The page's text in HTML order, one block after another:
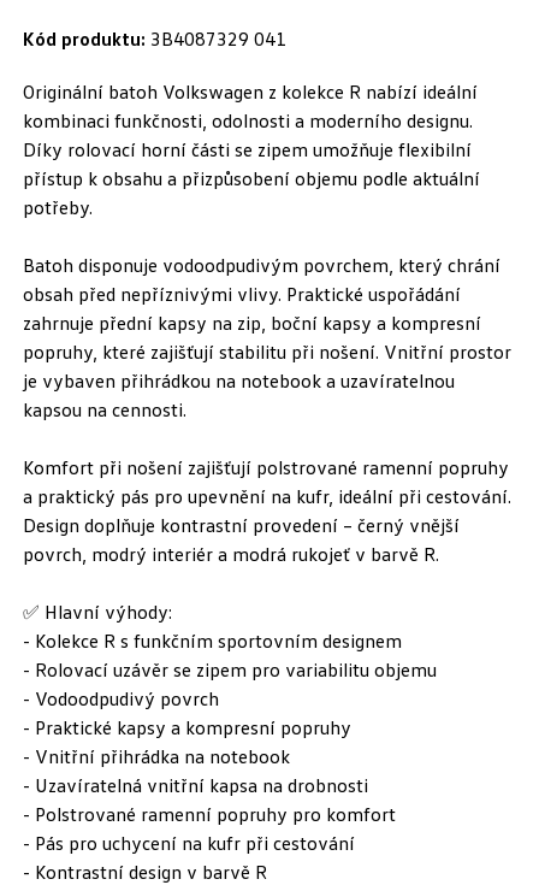
Kód produktu: 3B4087329 041
Originální batoh Volkswagen z kolekce R nabízí ideální
kombinaci funkčnosti, odolnosti a moderního designu.
Díky rolovací horní části se zipem umožňuje flexibilní
přístup k obsahu a přizpůsobení objemu podle aktuální
potřeby.
Batoh disponuje vodoodpudivým povrchem, který chrání
obsah před nepříznivými vlivy. Praktické uspořádání
zahrnuje přední kapsy na zip, boční kapsy a kompresní
popruhy, které zajišťují stabilitu při nošení. Vnitřní prostor
je vybaven přihrádkou na notebook a uzavíratelnou
kapsou na cennosti.
Komfort při nošení zajišťují polstrované ramenní popruhy
a praktický pás pro upevnění na kufr, ideální při cestování.
Design doplňuje kontrastní provedení – černý vnější
povrch, modrý interiér a modrá rukojeť v barvě R.
✅ Hlavní výhody:
- Kolekce R s funkčním sportovním designem
- Rolovací uzávěr se zipem pro variabilitu objemu
- Vodoodpudivý povrch
- Praktické kapsy a kompresní popruhy
- Vnitřní přihrádka na notebook
- Uzavíratelná vnitřní kapsa na drobnosti
- Polstrované ramenní popruhy pro komfort
- Pás pro uchycení na kufr při cestování
- Kontrastní design v barvě R